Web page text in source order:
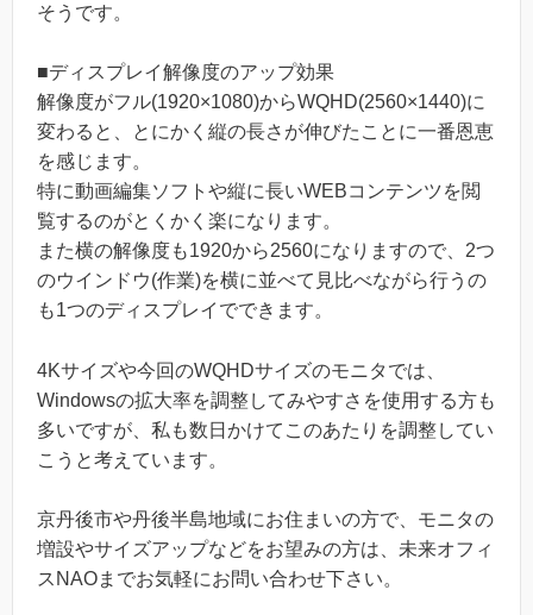
そうです。
■ディスプレイ解像度のアップ効果
解像度がフル(1920×1080)からWQHD(2560×1440)に
変わると、とにかく縦の長さが伸びたことに一番恩恵
を感じます。
特に動画編集ソフトや縦に長いWEBコンテンツを閲
覧するのがとくかく楽になります。
また横の解像度も1920から2560になりますので、2つ
のウインドウ(作業)を横に並べて見比べながら行うの
も1つのディスプレイでできます。
4Kサイズや今回のWQHDサイズのモニタでは、
Windowsの拡大率を調整してみやすさを使用する方も
多いですが、私も数日かけてこのあたりを調整してい
こうと考えています。
京丹後市や丹後半島地域にお住まいの方で、モニタの
増設やサイズアップなどをお望みの方は、未来オフィ
スNAOまでお気軽にお問い合わせ下さい。